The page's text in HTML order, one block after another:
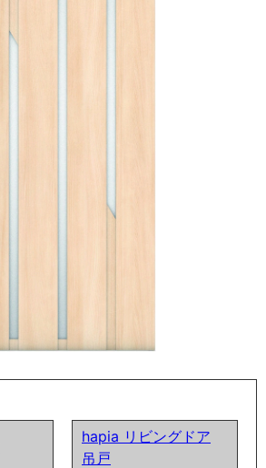
hapia リビングドア
吊戸